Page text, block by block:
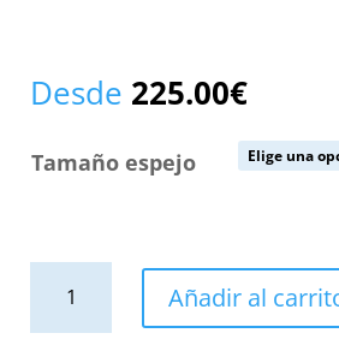
Desde 225.00€
Tamaño espejo
Añadir al